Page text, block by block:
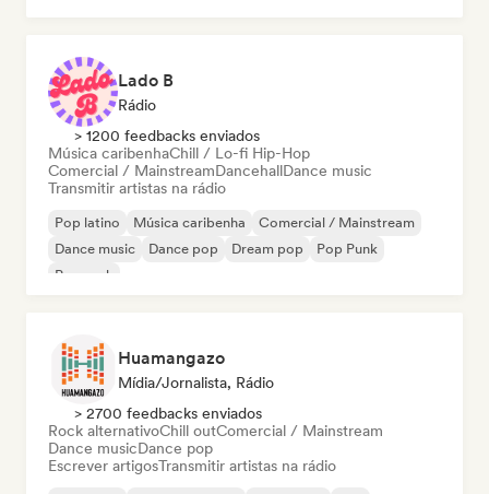
Lado B
Rádio
> 1200 feedbacks enviados
Música caribenhaChill / Lo-fi Hip-Hop
Comercial / MainstreamDancehallDance music
Transmitir artistas na rádio
Pop latino Música caribenha
Comercial / Mainstream
Dance music
Dance pop Dream pop
Pop Punk
Pop rock
Huamangazo
Mídia/Jornalista, Rádio
> 2700 feedbacks enviados
Rock alternativoChill outComercial / Mainstream
Dance musicDance pop
Escrever artigosTransmitir artistas na rádio